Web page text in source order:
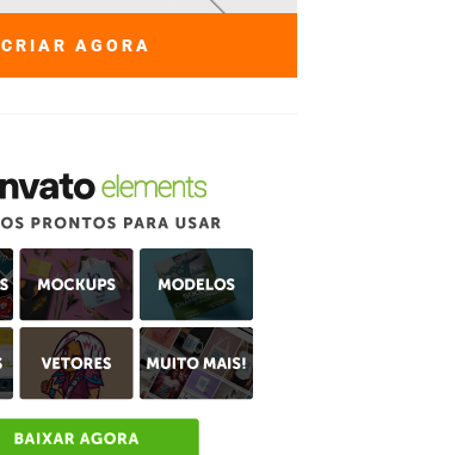
CRIAR AGORA